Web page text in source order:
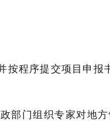
按程序提交项目申报
部门组织专家对地